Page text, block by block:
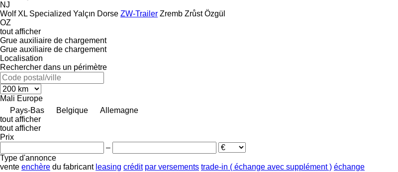
NJ
Wolf XL Specialized Yalçın Dorse ZW-Trailer Zremb Zrůst Özgül
OZ
tout afficher
Grue auxiliaire de chargement
Grue auxiliaire de chargement
Localisation
Rechercher dans un périmètre
Mali Europe
Pays-Bas
Belgique
Allemagne
tout afficher
tout afficher
Prix
–
Type d'annonce
vente enchère du fabricant leasing crédit par versements trade-in ( échange avec supplément ) échange